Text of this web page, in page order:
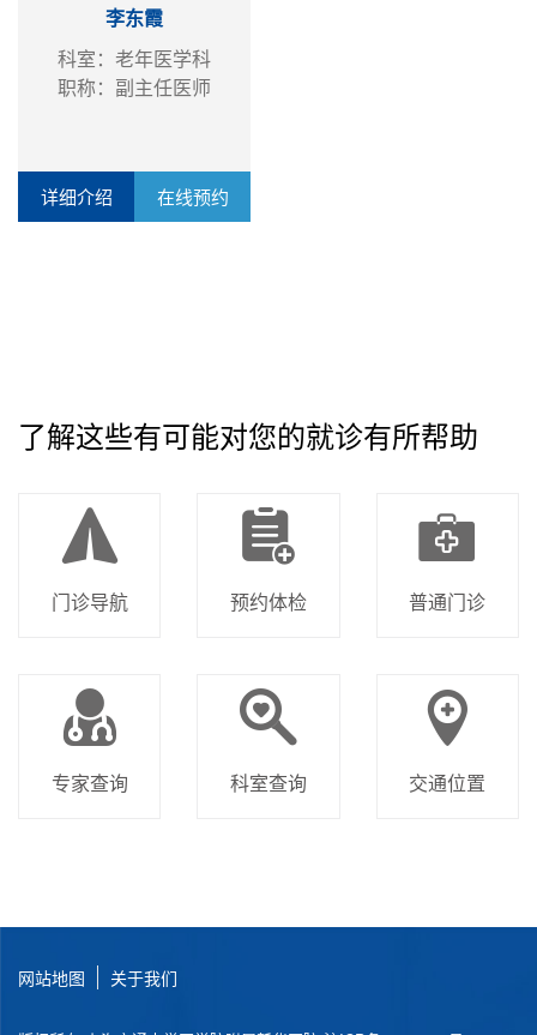
李东霞
科室：老年医学科
职称：副主任医师
详细介绍 在线预约
了解这些有可能对您的就诊有所帮助
门诊导航 预约体检 普通门诊
专家查询 科室查询 交通位置
网站地图 关于我们